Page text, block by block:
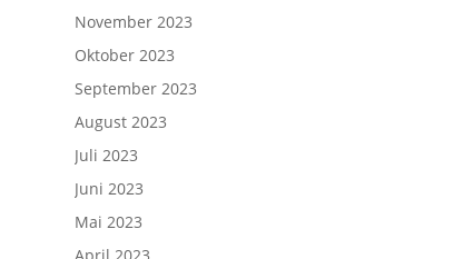
November 2023
Oktober 2023
September 2023
August 2023
Juli 2023
Juni 2023
Mai 2023